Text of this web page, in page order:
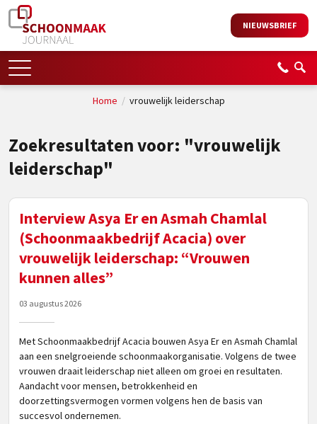
NIEUWSBRIEF
Home / vrouwelijk leiderschap
Zoekresultaten voor: "vrouwelijk
leiderschap"
Interview Asya Er en Asmah Chamlal
(Schoonmaakbedrijf Acacia) over
vrouwelijk leiderschap: “Vrouwen
kunnen alles”
03 augustus 2026
Met Schoonmaakbedrijf Acacia bouwen Asya Er en Asmah Chamlal
aan een snelgroeiende schoonmaakorganisatie. Volgens de twee
vrouwen draait leiderschap niet alleen om groei en resultaten.
Aandacht voor mensen, betrokkenheid en
doorzettingsvermogen vormen volgens hen de basis van
succesvol ondernemen.